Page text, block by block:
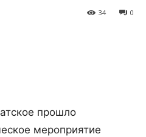
0
34
прошло
мероприятие